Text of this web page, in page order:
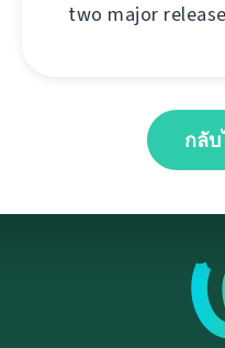
two major
กลั